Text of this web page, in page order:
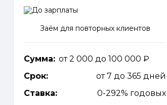
Заём для повторных клиентов
Сумма: от 2 000 до 100 000
Срок:
от 7 до 365 дней
Ставка:
0-292% годовых